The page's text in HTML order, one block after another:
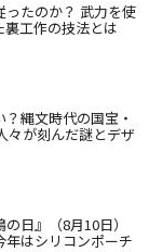
ったのか？ 武力を使
裏工作の技法とは
縄文時代の国宝・
々が刻んだ謎とデザ
日』（8月10日）
年はシリコンポーチ